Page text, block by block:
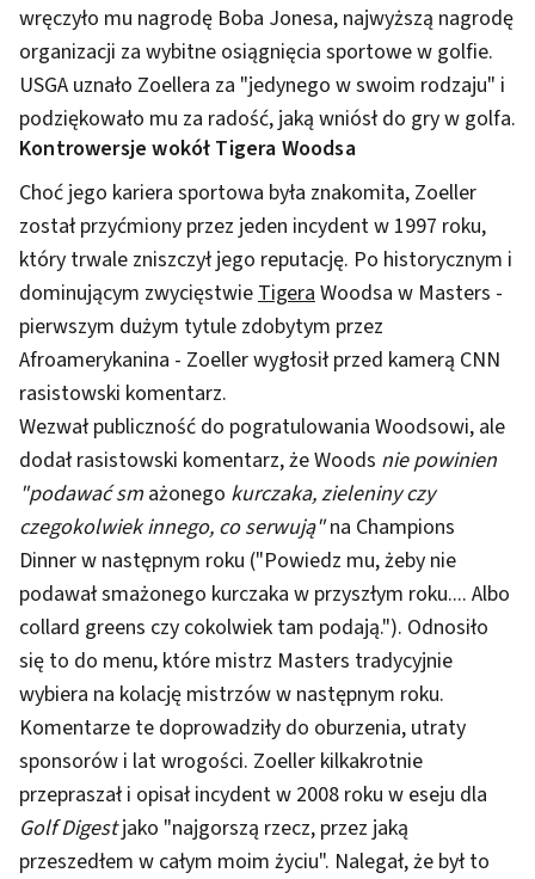
wręczyło mu nagrodę Boba Jonesa, najwyższą nagrodę
organizacji za wybitne osiągnięcia sportowe w golfie.
USGA uznało Zoellera za "jedynego w swoim rodzaju" i
podziękowało mu za radość, jaką wniósł do gry w golfa.
Kontrowersje wokół Tigera Woodsa
Choć jego kariera sportowa była znakomita, Zoeller
został przyćmiony przez jeden incydent w 1997 roku,
który trwale zniszczył jego reputację. Po historycznym i
dominującym zwycięstwieTigeraWoodsa w Masters -
pierwszym dużym tytule zdobytym przez
Afroamerykanina - Zoeller wygłosił przed kamerą CNN
rasistowski komentarz.
Wezwał publiczność do pogratulowania Woodsowi, ale
dodał rasistowski komentarz, że Woods nie powinien
"podawać sm ażonego kurczaka, zieleniny czy
czegokolwiek innego, co serwują"na Champions
Dinner w następnym roku ("Powiedz mu, żeby nie
podawał smażonego kurczaka w przyszłym roku.... Albo
collard greens czy cokolwiek tam podają."). Odnosiło
się to do menu, które mistrz Masters tradycyjnie
wybiera na kolację mistrzów w następnym roku.
Komentarze te doprowadziły do oburzenia, utraty
sponsorów i lat wrogości. Zoeller kilkakrotnie
przepraszał i opisał incydent w 2008 roku w eseju dla
Golf Digestjako "najgorszą rzecz, przez jaką
przeszedłem w całym moim życiu". Nalegał, że był to